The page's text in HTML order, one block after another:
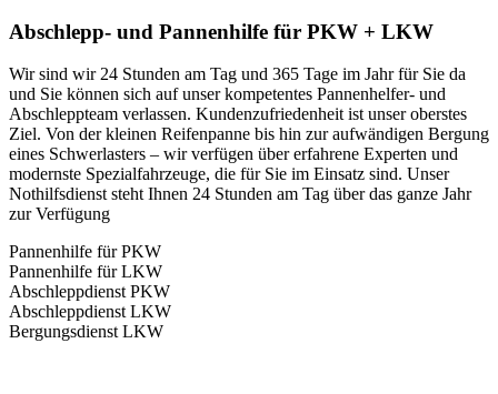
Abschlepp- und Pannenhilfe für PKW + LKW
Wir sind wir 24 Stunden am Tag und 365 Tage im Jahr für Sie da
und Sie können sich auf unser kompetentes Pannenhelfer- und
Abschleppteam verlassen. Kundenzufriedenheit ist unser oberstes
Ziel. Von der kleinen Reifenpanne bis hin zur aufwändigen Bergung
eines Schwerlasters – wir verfügen über erfahrene Experten und
modernste Spezialfahrzeuge, die für Sie im Einsatz sind. Unser
Nothilfsdienst steht Ihnen 24 Stunden am Tag über das ganze Jahr
zur Verfügung
Pannenhilfe für PKW
Pannenhilfe für LKW
Abschleppdienst PKW
Abschleppdienst LKW
Bergungsdienst LKW